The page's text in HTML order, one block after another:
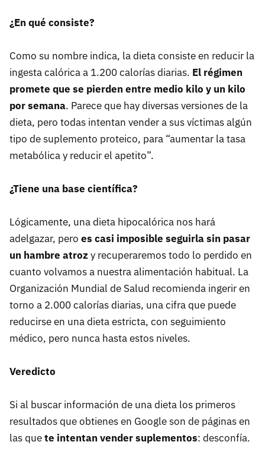
¿En qué consiste?
Como su nombre indica, la dieta consiste en reducir la
ingesta calórica a 1.200 calorías diarias. El régimen
promete que se pierden entre medio kilo y un kilo
por semana. Parece que hay diversas versiones de la
dieta, pero todas intentan vender a sus víctimas algún
tipo de suplemento proteico, para “aumentar la tasa
metabólica y reducir el apetito”.
¿Tiene una base científica?
Lógicamente, una dieta hipocalórica nos hará
adelgazar, pero es casi imposible seguirla sin pasar
un hambre atrozy recuperaremos todo lo perdido en
cuanto volvamos a nuestra alimentación habitual. La
Organización Mundial de Salud recomienda ingerir en
torno a 2.000 calorías diarias, una cifra que puede
reducirse en una dieta estricta, con seguimiento
médico, pero nunca hasta estos niveles.
Veredicto
Si al buscar información de una dieta los primeros
resultados que obtienes en Google son de páginas en
las quete intentan vender suplementos: desconfía.